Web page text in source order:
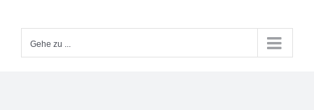
Inhalt
springenGehe zu ...